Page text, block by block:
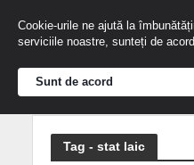
Tag - stat laic
Cookie-urile ne ajută la
serviciile noastre, sunteți de
Sunt de acord